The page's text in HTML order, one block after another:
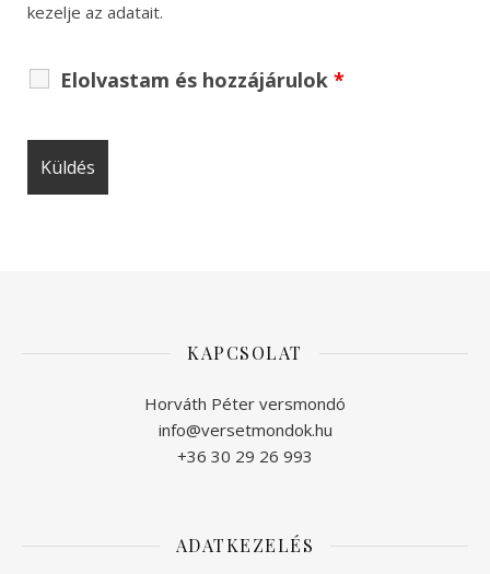
kezelje az adatait.
Elolvastam és hozzájárulok *
KAPCSOLAT
Horváth Péter versmondó
info@versetmondok.hu
+36 30 29 26 993
ADATKEZELÉS